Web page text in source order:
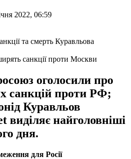
2022, 06:59
санкції проти Москви
оголосили про
санкцій проти РФ;
Куравльов
виділяє найголовніші
дня.
для Росії